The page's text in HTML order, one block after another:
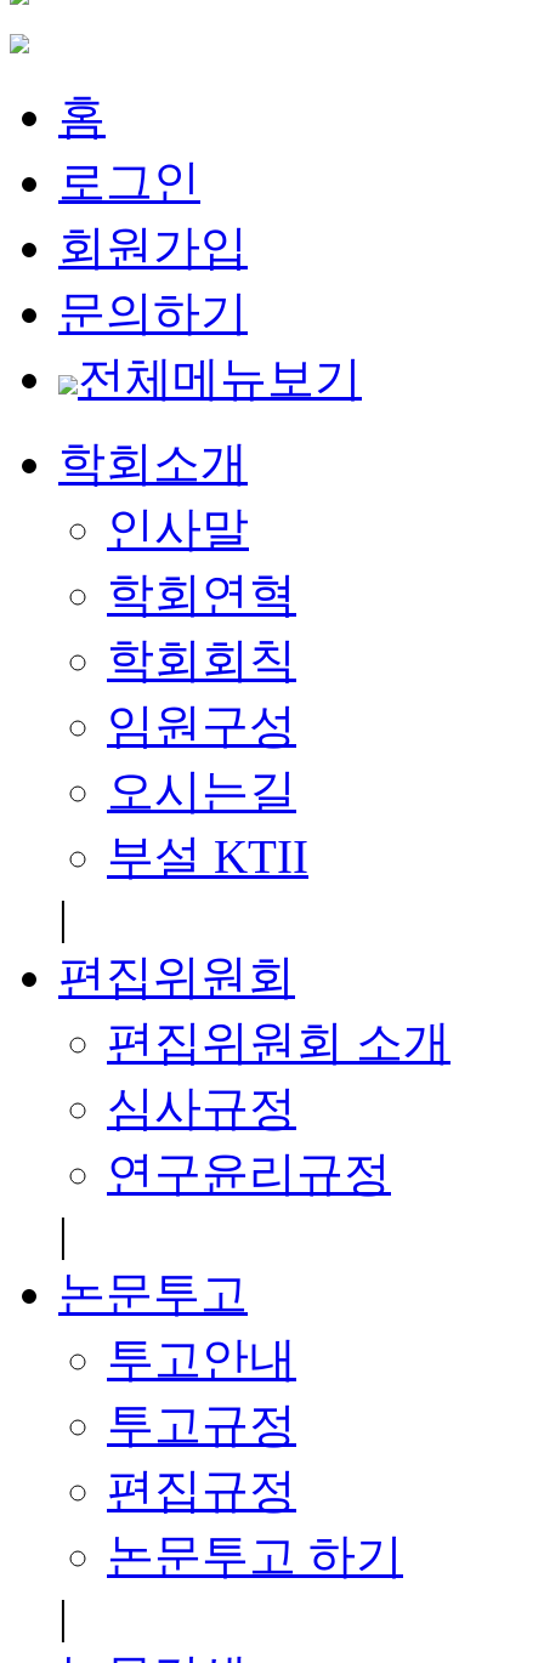
홈
로그인
회원가입
문의하기
전체메뉴보기
학회소개
인사말
학회연혁
학회회칙
임원구성
오시는길
부설 KTII
|
편집위원회
편집위원회 소개
심사규정
연구윤리규정
|
논문투고
투고안내
투고규정
편집규정
논문투고 하기
|